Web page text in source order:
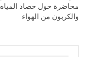
محاضرة حول حصاد المياه
والكربون من الهواء